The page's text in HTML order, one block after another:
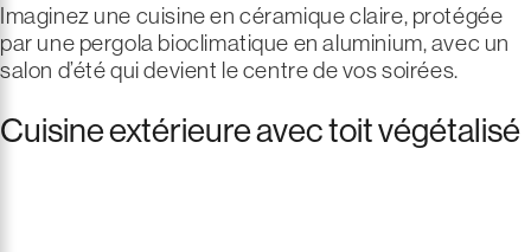
Imaginez une cuisine en céramique claire, protégée
par une pergola bioclimatique en aluminium, avec un
salon d’été qui devient le centre de vos soirées.
Cuisine extérieure avec toit végétalisé